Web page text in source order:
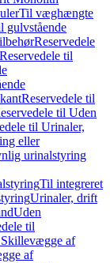
Til væghængte
gulvstående
Reservedele
Reservedele til
Reservedele til
til Uden
til Urinaler,
eller
urinalstyring
Til integreret
Urinaler, drift
Uden
til
af
af